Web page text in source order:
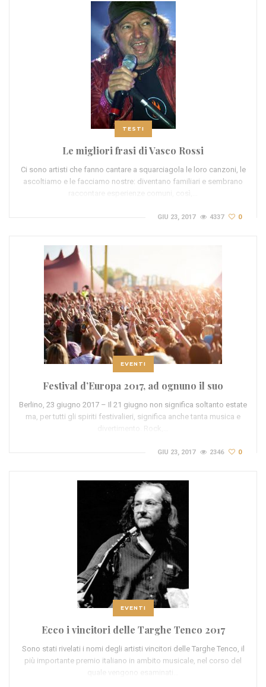
TESTI
Le migliori frasi di Vasco Rossi
Ci sono artisti che fanno cantare a squarciagola le loro canzoni, le
ascoltiamo e le facciamo nostre: diventano familiari e sembrano
raccontare esperienze comuni, così,…
GIU 23, 2017 4337 0
EVENTI
Festival d’Europa 2017, ad ognuno il suo
Berlino, 23 giugno 2017 – Il 21 giugno non significa soltanto estate
ma, per tutti gli spiriti festivalieri, significa anche tanta musica e
divertimento. Rock,…
GIU 23, 2017 2346 0
EVENTI
Ecco i vincitori delle Targhe Tenco 2017
Sono stati rivelati i nomi degli artisti vincitori delle Targhe Tenco, il
più importante premio italiano in ambito musicale, nel corso del
quale vengono esaminati…